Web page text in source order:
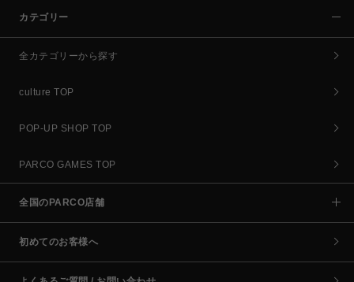
カテゴリー
全カテゴリーから探す
culture TOP
POP-UP SHOP TOP
PARCO GAMES TOP
全国のPARCO店舗
初めてのお客様へ